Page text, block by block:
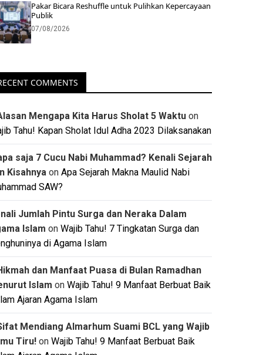
Pakar Bicara Reshuffle untuk Pulihkan Kepercayaan
Publik
07/08/2026
COMMENTS
Mengapa Kita Harus Sholat 5 Waktu on
Tahu! Kapan Sholat Idul Adha 2023 Dilaksanakan
saja 7 Cucu Nabi Muhammad? Kenali Sejarah
Kisahnya on Apa Sejarah Makna Maulid Nabi
SAW?
Jumlah Pintu Surga dan Neraka Dalam
Islam on Wajib Tahu! 7 Tingkatan Surga dan
di Agama Islam
dan Manfaat Puasa di Bulan Ramadhan
Islam on Wajib Tahu! 9 Manfaat Berbuat Baik
Ajaran Agama Islam
Mendiang Almarhum Suami BCL yang Wajib
Tiru! on Wajib Tahu! 9 Manfaat Berbuat Baik